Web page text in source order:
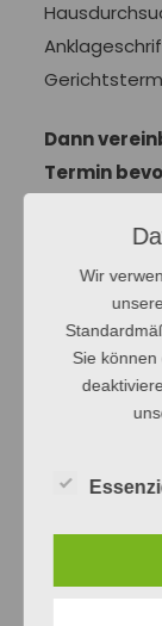
Dann
Termin
schnell zu
schaden
äußerst
Wir
Sie